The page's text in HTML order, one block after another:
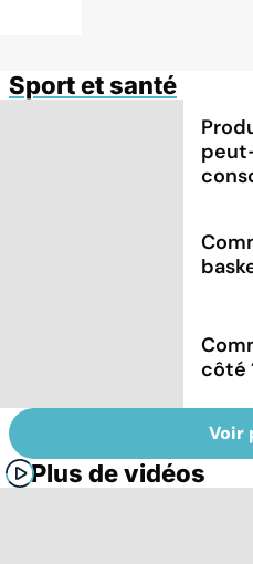
Sport et santé
côté
Voir
Plus de vidéos